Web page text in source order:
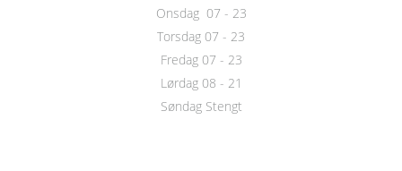
Onsdag 07 - 23
Torsdag 07 - 23
Fredag 07 - 23
Lørdag 08 - 21
Søndag Stengt